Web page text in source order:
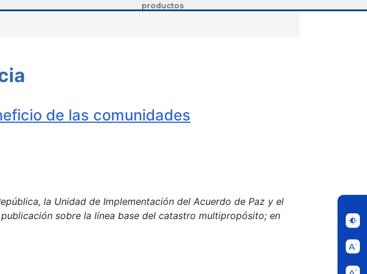
productos
de las comunidades
la Unidad de Implementación del Acuerdo de Paz y el
sobre la línea base del catastro multipropósito; en